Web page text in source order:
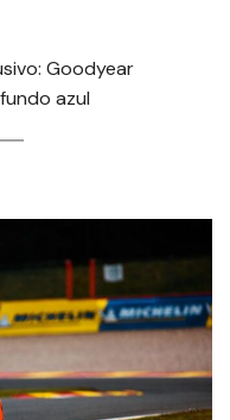
Goodyear
azul